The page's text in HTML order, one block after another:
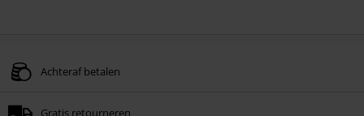
Achteraf betalen
Gratis retourneren